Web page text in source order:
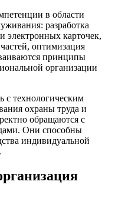
в области
разработка
электронных карточек,
оптимизация
принципы
организации
с технологическим
охраны труда и
обращаются с
Они способны
индивидуальной